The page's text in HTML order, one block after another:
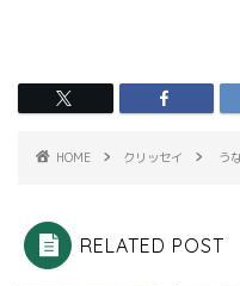
HOME クリッセイ う
RELATED POST